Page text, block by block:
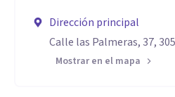
Dirección principal
Calle las Palmeras, 37,
Mostrar en el mapa